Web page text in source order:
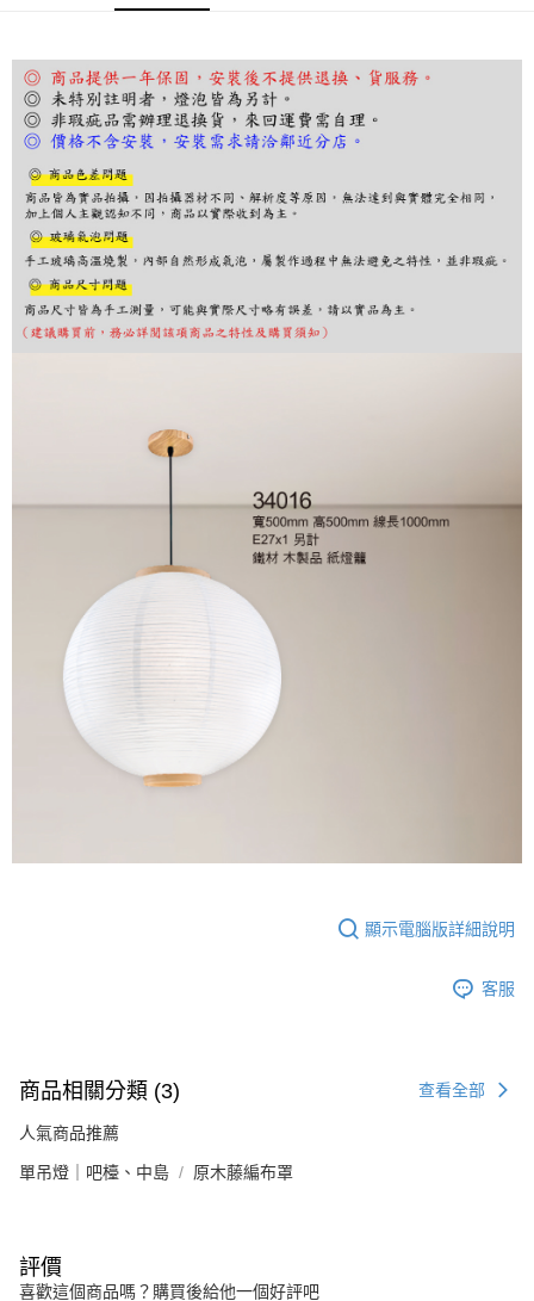
【「AFTEE先享後付」結帳流程】
１．於結帳方式選擇「AFTEE先享後付」後，將跳轉至「AFTEE先享後付」
結帳頁面，進行簡訊認證並確認金額後，即可完成結帳。
２．訂單成立數日內，您將收到繳費通知簡訊。
３．收到繳費通知簡訊後14天內，點擊此簡訊中的連結，可透過四大超商／
ATM／網路銀行／等多元方式進行付款，方視為交易完成。
※ 請注意：結帳手續完成當下不需立刻繳費，但若您需要取消訂單，請聯絡
購買商品的店家。未經商家同意取消之訂單仍視為有效，需透過AFTEE先享
後付繳納相關費用。
※ 交易是否成功請以「AFTEE先享後付 」之結帳頁面顯示為準，若有關於
是否繳費成功／繳費後需取消欲退款等相關疑問，請聯繫「AFTEE先享後付
客戶支援中心」
https://netprotections.freshdesk.com/support/home
權轉讓予恩沛科技股份有限公司。
２．關於個人資料處理事宜，請瀏覽以下網址：
３．未成年的使用者請事先徵得法定代理人或監護人之同意方可使用
「AFTEE先享後付」，若未經同意申辦者引起之損失，本公司不負相關責
４．使用「AFTEE先享後付」時，將依據個別帳號之用戶狀況，依本公司即
時審查核予不同之上限額度；若仍有額度不足之情形，本公司將視審查結果
請求用戶進行身份認證。
５．嚴禁一人註冊多個帳號或使用他人資訊註冊。若發現惡意使用之情形，
恩沛科技股份有限公司將有權停止該用戶之使用額度並採取法律行動。
每筆NT$180，滿NT$5,000(含以上)免運費
顯示電腦版詳細說明
客服
商品相關分類 (3) 查看全部
人氣商品推薦
單吊燈｜吧檯、中島 原木藤編布罩
評價
喜歡這個商品嗎？購買後給他一個好評吧